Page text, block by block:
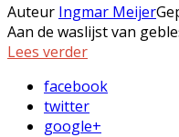
Auteur Ingmar Meijer
Aan de waslijst van
Lees verder
facebook
twitter
google+